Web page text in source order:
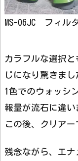
MS-06JC フィ
カラフルな選択
じになり驚きまし
1色でのウォッシ
報量が流石に違い
この後、クリアー
残念ながら、エ